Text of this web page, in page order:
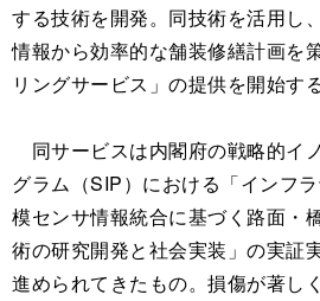
する技術を開発。同技術を活用し
情報から効率的な舗装修繕計画を
リングサービス」の提供を開始する
同サービスは内閣府の戦略的イ
グラム（SIP）における「インフ
模センサ情報統合に基づく路面・
術の研究開発と社会実装」の実証
進められてきたもの。損傷が著し